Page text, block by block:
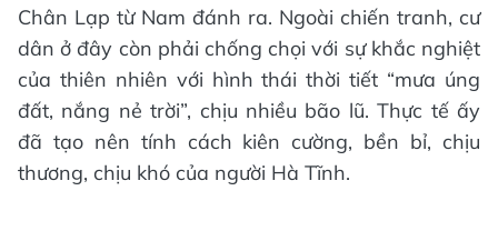
Chân Lạp từ Nam đánh ra. Ngoài chiến tranh, cư
dân ở đây còn phải chống chọi với sự khắc nghiệt
của thiên nhiên với hình thái thời tiết “mưa úng
đất, nắng nẻ trời”, chịu nhiều bão lũ. Thực tế ấy
đã tạo nên tính cách kiên cường, bền bỉ, chịu
thương, chịu khó của người Hà Tĩnh.